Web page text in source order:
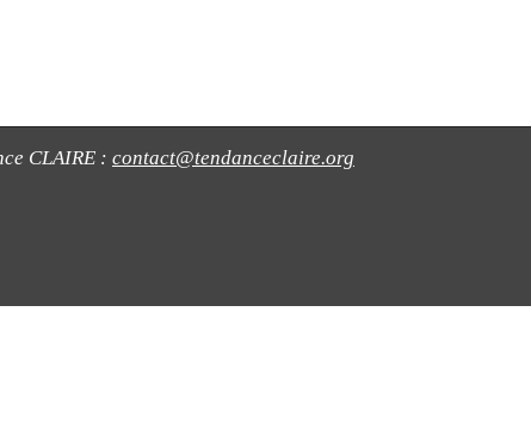
CLAIRE : contact@tendanceclaire.org